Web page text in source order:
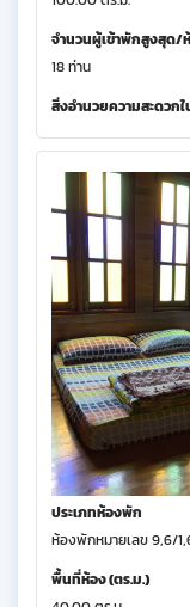
จำนวนผู้เข้าพักสูงสุด/
18 ท่าน
สิ่งอำนวยความสะดวก
ประเภทห้องพัก
ห้องพักหมายเลข 9,6/
พื้นที่ห้อง (ตร.ม.)